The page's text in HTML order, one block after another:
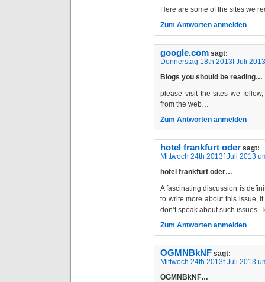
Here are some of the sites we
Zum Antworten anmelden
google.com sagt:
Donnerstag 18th 2013f Juli
Blogs you should be reading…
please visit the sites we
from the web…
Zum Antworten anmelden
hotel frankfurt oder sagt:
Mittwoch 24th 2013f Juli 2013
hotel frankfurt oder…
A fascinating discussion is
to write more about this issue,
don’t speak about such issues.
Zum Antworten anmelden
OGMNBkNF sagt:
Mittwoch 24th 2013f Juli 2013
OGMNBkNF…